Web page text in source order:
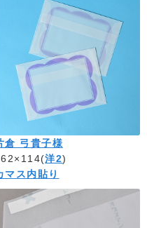
倉 弓貴子様
洋2)
マス内貼り